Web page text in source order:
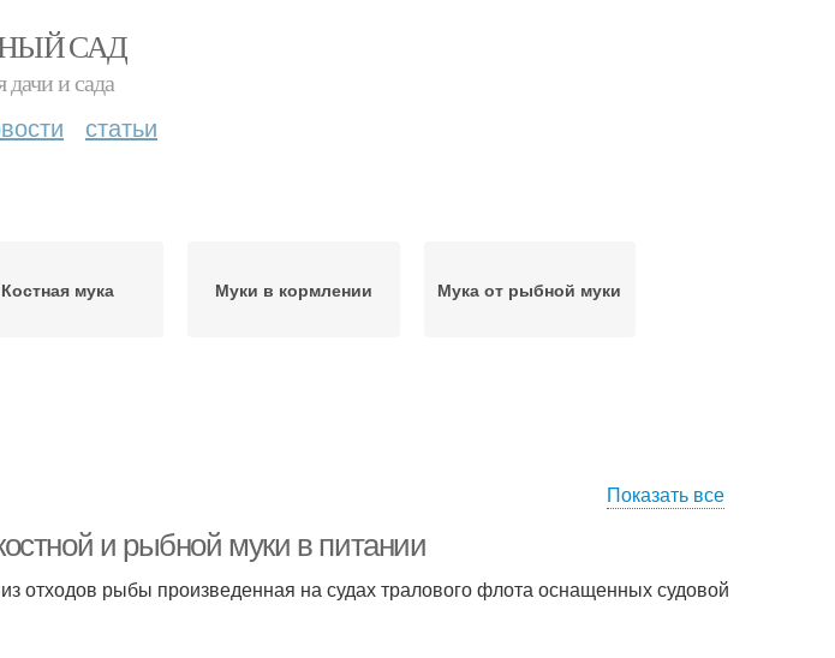
САД
дачи и сада
статьи
Костная мука Муки в кормлении Мука от рыбной муки
Показать все
и рыбной муки в питании
отходов рыбы произведенная на судах тралового флота оснащенных судовой